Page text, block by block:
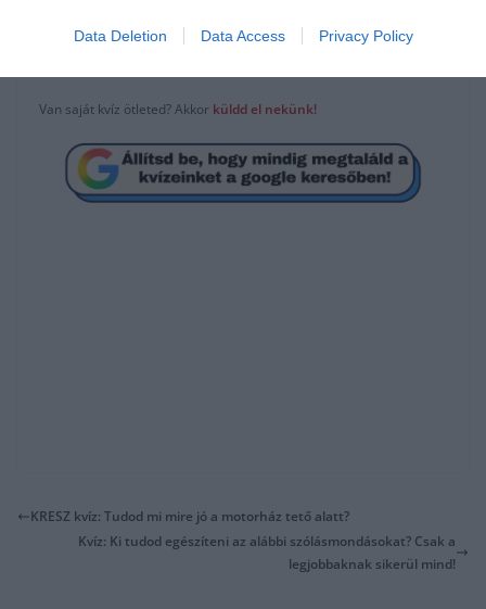
Data Deletion Data Access Privacy Policy
Mielőtt lelépsz ne felejtsd el megosztani barátaiddal az
Van saját kvíz ötleted? Akkor küldd el nekünk!
KRESZ kvíz: Tudod mi mire jó a motorház tető alatt?
Kvíz: Ki tudod egészíteni az alábbi szólásmondásokat? Csak a
legjobbaknak sikerül mind!